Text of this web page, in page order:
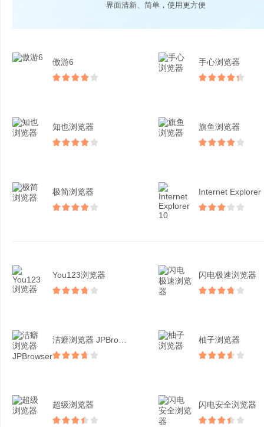
界面清新、简单，使用更方便
傲游6 手心浏览器
知也浏览器 旗鱼浏览器
极简浏览器 Internet Explorer
You123浏览器 闪电极速浏览器
柚子浏览器
超级浏览器 闪电安全浏览器